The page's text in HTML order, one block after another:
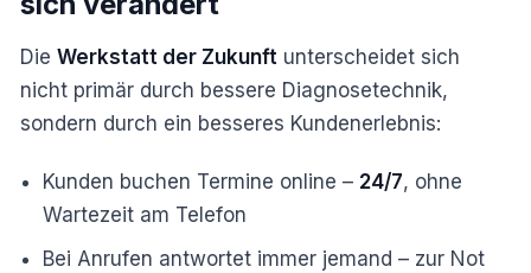
Die Werkstatt der Zukunft unterscheidet sich
nicht primär durch bessere Diagnosetechnik,
sondern durch ein besseres Kundenerlebnis:
Kunden buchen Termine online – 24/7, ohne
Wartezeit am Telefon
Bei Anrufen antwortet immer jemand – zur Not